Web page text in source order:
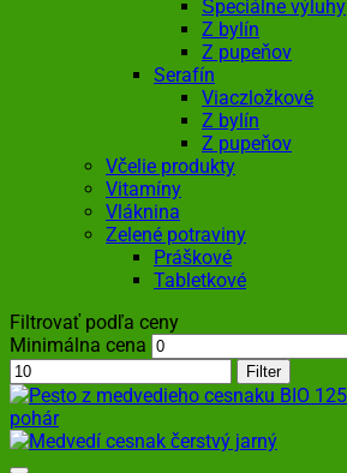
Špeciálne výluhy
Z bylín
Z pupeňov
Serafín
Viaczložkové
Z bylín
Z pupeňov
Včelie produkty
Vitamíny
Vláknina
Zelené potraviny
Práškové
Tabletkové
Filtrovať podľa ceny
Minimálna cena
Filter